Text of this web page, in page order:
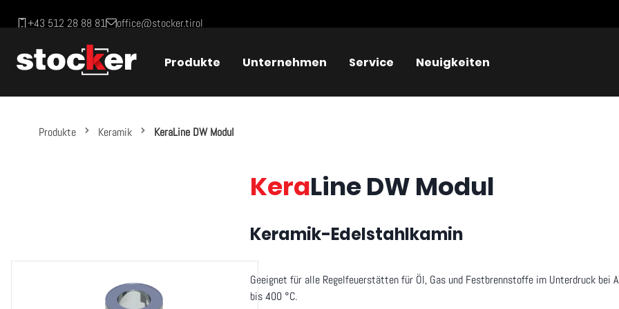
+43 512 28 88 81 office@stocker.tirol
Produkte Unternehmen Service Neuigkeiten
Produkte Keramik KeraLine DW Modul
KeraLine DW Modul
Keramik-Edelstahlkamin
Geeignet für alle Regelfeuerstätten für Öl, Gas und Festbrennstoffe im Unterdruck bei
bis 400 °C.